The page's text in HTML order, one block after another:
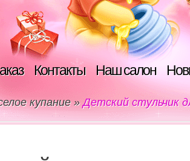
Контакты Наш салон
купание »Детский стульчик